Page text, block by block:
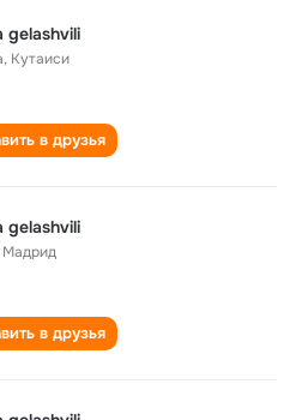
gelashvili
, Кутаиси
в друзья
gelashvili
Мадрид
в друзья